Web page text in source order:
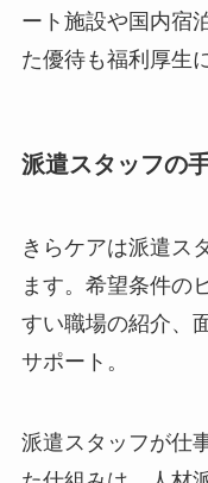
ート施設や国内宿
た優待も福利厚生
派遣スタッフの
きらケアは派遣ス
ます。希望条件の
すい職場の紹介、
サポート。
派遣スタッフが仕